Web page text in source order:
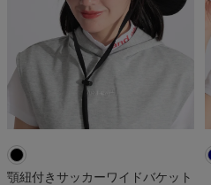
顎紐付きサッカーワイドバケット